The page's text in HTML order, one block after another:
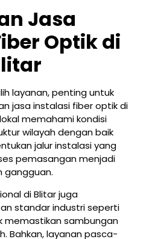
Jasa
Optik di
layanan, penting untuk
jasa instalasi fiber optik di
memahami kondisi
wilayah dengan baik
jalur instalasi yang
pemasangan menjadi
gangguan.
di Blitar juga
standar industri seperti
memastikan sambungan
Bahkan, layanan pasca-